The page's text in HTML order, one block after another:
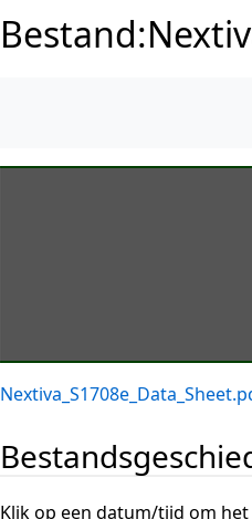
Bestand:
Klik op een datum/tijd om